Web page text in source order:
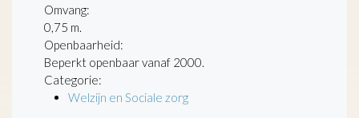
Omvang:
0,75 m.
Openbaarheid:
Beperkt openbaar vanaf 2000.
Categorie:
Welzijn en Sociale zorg